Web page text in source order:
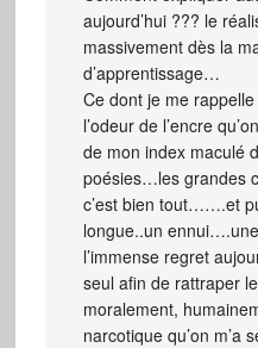
aujourd’hui ??? le
massivement dès la
d’apprentissage…
Ce dont je me
l’odeur de l’encre
de mon index maculé
poésies…les grandes
c’est bien tout…….et
longue..un
l’immense regret
seul afin de rattraper
moralement,
narcotique qu’on m’a